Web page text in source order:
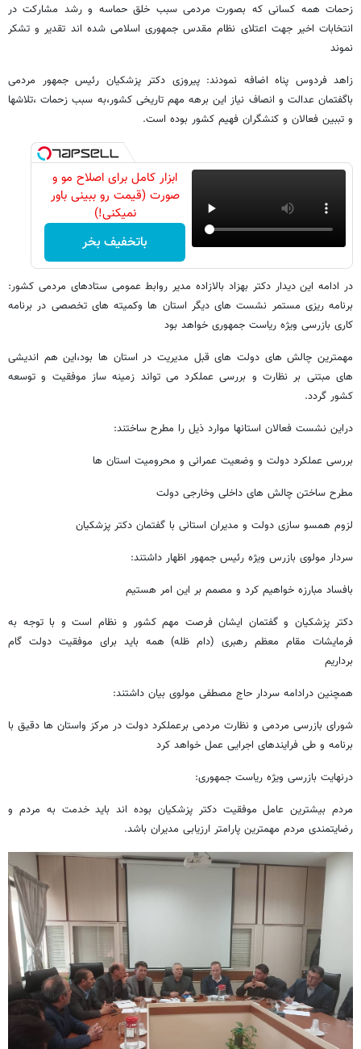
زحمات همه کسانی که بصورت مردمی سبب خلق حماسه و رشد مشارکت در
انتخابات اخیر جهت اعتلای نظام مقدس جمهوری اسلامی شده اند تقدیر و تشکر
نموند
زاهد فردوس پناه اضافه نمودند: پیروزی دکتر پزشکیان رئیس جمهور مردمی
باگفتمان عدالت و انصاف نیاز این برهه مهم تاریخی کشور،به سبب زحمات ،تلاشها
و تببین فعالان و کنشگران فهیم کشور بوده است.
ابزار کامل برای اصلاح مو و
صورت (قیمت رو ببینی باور
نمیکنی!)
باتخفیف بخر
در ادامه این دیدار دکتر بهزاد بالازاده مدیر روابط عمومی ستادهای مردمی کشور:
برنامه ریزی مستمر نشست های دیگر استان ها وکمیته های تخصصی در برنامه
کاری بازرسی ویژه ریاست جمهوری خواهد بود
مهمترین چالش های دولت های قبل مدیریت در استان ها بود،این هم اندیشی
های مبتنی بر نظارت و بررسی عملکرد می تواند زمینه ساز موفقیت و توسعه
کشور گردد.
دراین نشست فعالان استانها موارد ذیل را مطرح ساختند:
بررسی عملکرد دولت و وضعیت عمرانی و محرومیت استان ها
مطرح ساختن چالش های داخلی وخارجی دولت
لزوم همسو سازی دولت و مدیران استانی با گفتمان دکتر پزشکیان
سردار مولوی بازرس ویژه رئیس جمهور اظهار داشتند:
بافساد مبارزه خواهیم کرد و مصمم بر این امر هستیم
دکتر پزشکیان و گفتمان ایشان فرصت مهم کشور و نظام است و با توجه به
فرمایشات مقام معظم رهبری (دام ظله) همه باید برای موفقیت دولت گام
برداریم
همچنین درادامه سردار حاج مصطفی مولوی بیان داشتند:
شورای بازرسی مردمی و نظارت مردمی برعملکرد دولت در مرکز واستان ها دقیق با
برنامه و طی فرایندهای اجرایی عمل خواهد کرد
درنهایت بازرسی ویژه ریاست جمهوری:
مردم بیشترین عامل موفقیت دکتر پزشکیان بوده اند باید خدمت به مردم و
رضایتمندی مردم مهمترین پارامتر ارزیابی مدیران باشد.